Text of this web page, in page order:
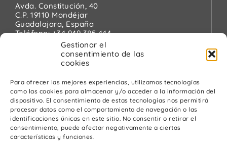
Gestionar el
consentimiento de las
cookies
Para ofrecer las mejores experiencias, utilizamos tecnologías
como las cookies para almacenar y/o acceder a la información del
dispositivo. El consentimiento de estas tecnologías nos permitirá
procesar datos como el comportamiento de navegación o las
identificaciones únicas en este sitio. No consentir o retirar el
consentimiento, puede afectar negativamente a ciertas
características y funciones.
Avda. Constitución, 40
C.P. 19110 Mondéjar
Guadalajara, España
Teléfono:+34 949 385 444
pinanson@pinanson.eu
Legal
Política de Privacidad
Advertencia Legal
Política de cookies
Política de calidad y medio ambiente